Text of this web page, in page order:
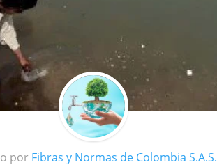
por Fibras y Normas de Colombia S.A.S.